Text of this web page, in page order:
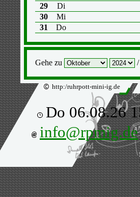
29
Di
30
Mi
31
Do
Gehe zu /
http:/ruhrpott-mini-ig.de
Do 06.08.26
info@rpmig.de